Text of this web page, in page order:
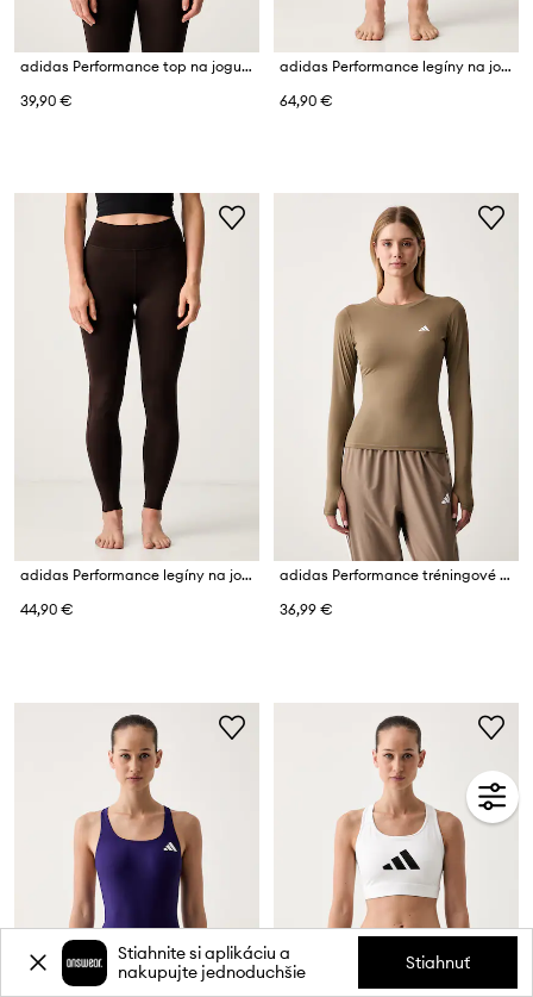
adidas Performance top na jogu dámsky All me
39,90 €
adidas Performance legíny na jogu dámske Three Stripes Studio
64,90 €
adidas Performance legíny na jogu dámske All me
44,90 €
adidas Performance tréningové tričko s dlhým rukávom dámske Essentials
36,99 €
Stiahnite si aplikáciu a
nakupujte jednoduchšie
Stiahnuť